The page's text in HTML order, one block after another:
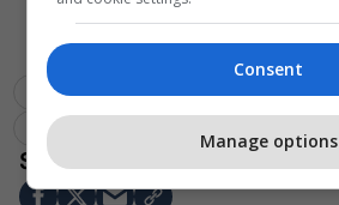
Paul Scholes Cole Palmer Man Utd
Chelsea
Consent
Manage options